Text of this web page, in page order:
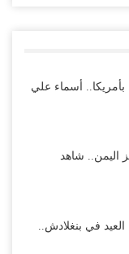
بأمريكا.. أسماء علي
اليمن.. شاهد
في بنغلادش..